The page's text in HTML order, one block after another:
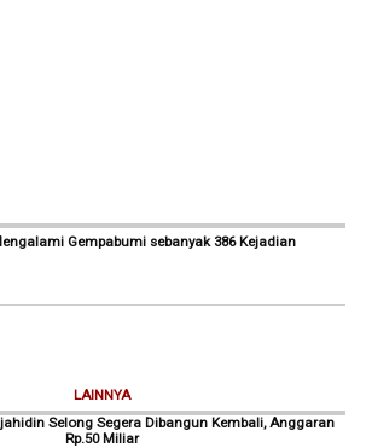
Gempabumi sebanyak 386 Kejadian
LAINNYA
Selong Segera Dibangun Kembali, Anggaran
Rp.50 Miliar